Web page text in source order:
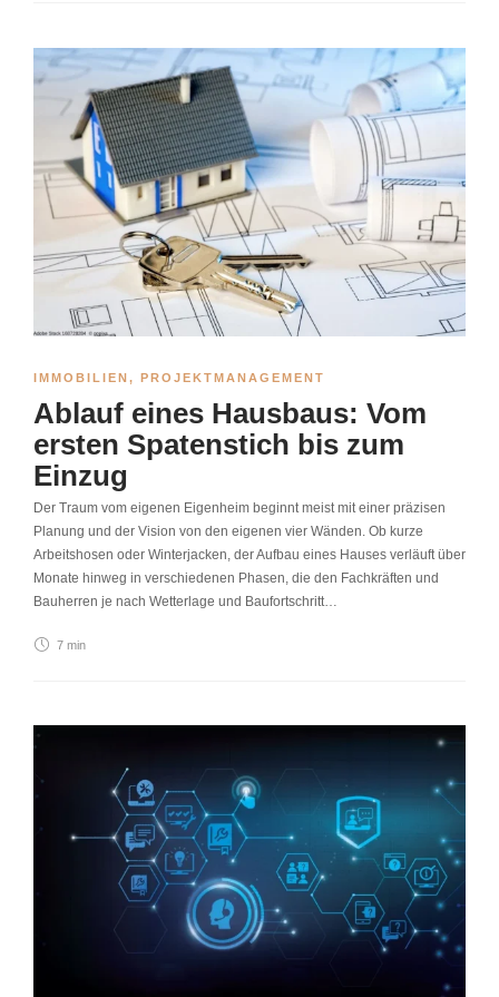
IMMOBILIEN, PROJEKTMANAGEMENT
Ablauf eines Hausbaus: Vom
ersten Spatenstich bis zum
Einzug
Der Traum vom eigenen Eigenheim beginnt meist mit einer präzisen
Planung und der Vision von den eigenen vier Wänden. Ob kurze
Arbeitshosen oder Winterjacken, der Aufbau eines Hauses verläuft über
Monate hinweg in verschiedenen Phasen, die den Fachkräften und
Bauherren je nach Wetterlage und Baufortschritt…
7 min